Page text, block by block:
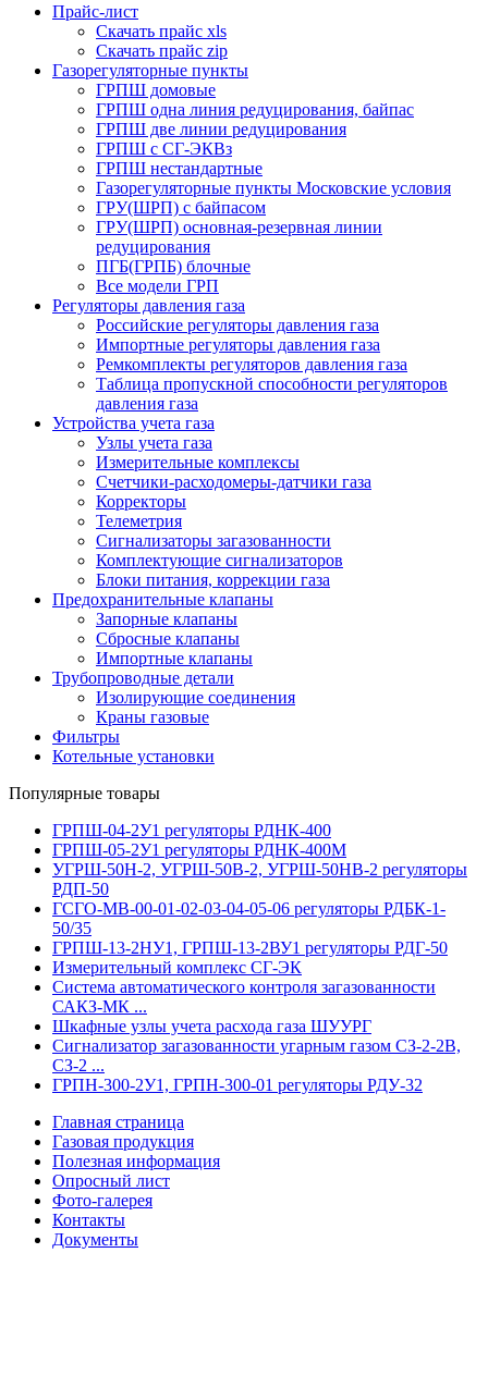
Прайс-лист
Скачать прайс xls
Скачать прайс zip
Газорегуляторные пункты
ГРПШ домовые
ГРПШ одна линия редуцирования, байпас
ГРПШ две линии редуцирования
ГРПШ с СГ-ЭКВз
ГРПШ нестандартные
Газорегуляторные пункты Московские условия
ГРУ(ШРП) с байпасом
ГРУ(ШРП) основная-резервная линии
редуцирования
ПГБ(ГРПБ) блочные
Все модели ГРП
Регуляторы давления газа
Российские регуляторы давления газа
Импортные регуляторы давления газа
Ремкомплекты регуляторов давления газа
Таблица пропускной способности регуляторов
давления газа
Устройства учета газа
Узлы учета газа
Измерительные комплексы
Счетчики-расходомеры-датчики газа
Корректоры
Телеметрия
Сигнализаторы загазованности
Комплектующие сигнализаторов
Блоки питания, коррекции газа
Предохранительные клапаны
Запорные клапаны
Сбросные клапаны
Импортные клапаны
Трубопроводные детали
Изолирующие соединения
Краны газовые
Фильтры
Котельные установки
Популярные товары
ГРПШ-04-2У1 регуляторы РДНК-400
ГРПШ-05-2У1 регуляторы РДНК-400М
УГРШ-50Н-2, УГРШ-50В-2, УГРШ-50НВ-2 регуляторы
РДП-50
ГСГО-МВ-00-01-02-03-04-05-06 регуляторы РДБК-1-
50/35
ГРПШ-13-2НУ1, ГРПШ-13-2ВУ1 регуляторы РДГ-50
Измерительный комплекс СГ-ЭК
Система автоматического контроля загазованности
САКЗ-МК ...
Шкафные узлы учета расхода газа ШУУРГ
Сигнализатор загазованности угарным газом СЗ-2-2В,
СЗ-2 ...
ГРПН-300-2У1, ГРПН-300-01 регуляторы РДУ-32
Главная страница
Газовая продукция
Полезная информация
Опросный лист
Фото-галерея
Контакты
Документы